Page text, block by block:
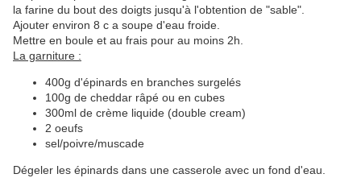
la farine du bout des doigts jusqu'à l'obtention de "sable".
Ajouter environ 8 c a soupe d'eau froide.
Mettre en boule et au frais pour au moins 2h.
La garniture :
400g d'épinards en branches surgelés
100g de cheddar râpé ou en cubes
300ml de crème liquide (double cream)
2 oeufs
sel/poivre/muscade
Dégeler les épinards dans une casserole avec un fond d'eau.